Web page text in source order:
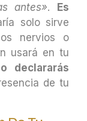
antes». Es
solo sirve
nervios o
usará en tu
declararás
de tu